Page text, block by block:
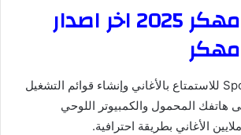
سبوتيفاي مهكر 2025 اخر اصدار
تم اختراق Spotify للاستمتاع بالأغاني وإنشاء قوائم التشغيل
هاتفك المحمول والكمبيوتر اللوحي
الأغاني بطريقة احترافية.